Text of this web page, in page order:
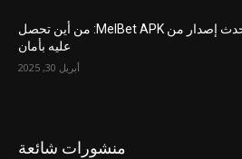
أحدث إصدار من MelBet APK: من أين تحصل
عليه بأمان
أبريل 30, 2025
منشورات شائعة